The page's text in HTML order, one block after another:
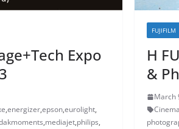
Expo
,energizer,epson,eurolight,
,mediajet,philips,
FUJIFILM
H
&
March